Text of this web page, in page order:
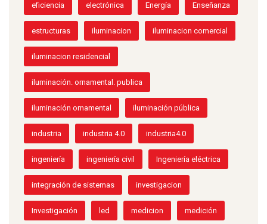
eficiencia electrónica Energía Enseñanza
estructuras iluminacion iluminacion comercial
iluminacion residencial
iluminación. ornamental. publica
iluminación ornamental iluminación pública
industria industria 4.0 industria4.0
ingeniería ingeniería civil Ingeniería eléctrica
integración de sistemas investigacion
Investigación led medicion medición